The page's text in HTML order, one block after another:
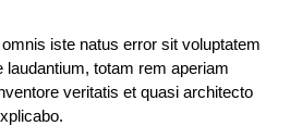
iste natus error sit voluptatem
totam rem aperiam
veritatis et quasi architecto